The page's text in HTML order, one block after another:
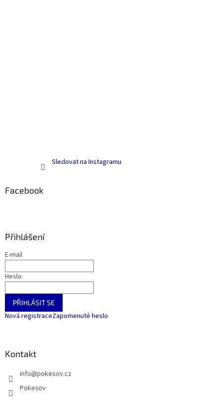
Sledovat na Instagramu
Facebook
Přihlášení
E-mail
Heslo
PŘIHLÁSIT SE
Nová registraceZapomenuté heslo
Kontakt
info@pokesov.cz
Pokesov